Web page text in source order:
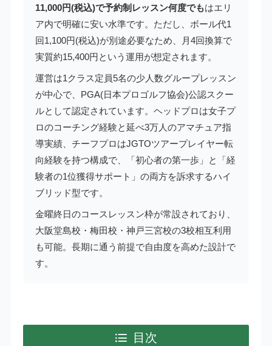
11,000円(税込)で予約制レッスン何度でもはエリ
ア内で明確に安い水準です。ただし、ボール代1
回1,100円(税込)が別途必要なため、月4回換算で
実質約15,400円という運用が想定されます。
運営は1クラス定員5名の少人数グループレッスン
が中心で、PGA(日本プロゴルフ協会)公認スクー
ルとして認定されています。ヘッドプロは女子プ
ロのコーチング経験と延べ3万人のアマチュア指
導実績、チーフプロはJGTOツアープレイヤー転
向経験を持つ構成で、「初心者の第一歩」と「経
験者の1位獲得サポート」の両方を訴求するハイ
ブリッド型です。
金曜終日のコースレッスン枠が常設されており、
大阪堂島校・梅田校・神戸三宮校の3校相互利用
も可能。長期に通う前提で自由度を高めた設計で
す。
目次